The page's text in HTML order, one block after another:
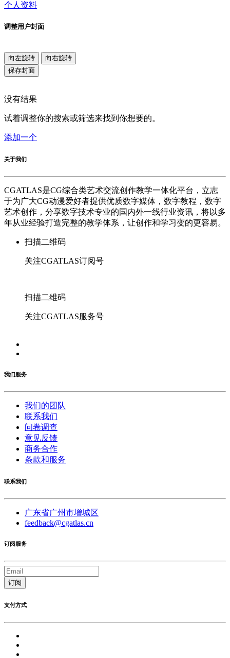
个人资料
调整用户封面
向左旋转
向右旋转
保存封面
没有结果
试着调整你的搜索或筛选来找到你想要的。
添加一个
关于我们
CGATLAS是CG综合类艺术交流创作教学一体化平台，立志
于为广大CG动漫爱好者提供优质数字媒体，数字教程，数字
艺术创作，分享数字技术专业的国内外一线行业资讯，将以多
年从业经验打造完整的教学体系，让创作和学习变的更容易。
扫描二维码
关注CGATLAS订阅号
扫描二维码
关注CGATLAS服务号
我们服务
我们的团队
联系我们
问卷调查
意见反馈
商务合作
条款和服务
联系我们
广东省广州市增城区
feedback@cgatlas.cn
订阅服务
订阅
支付方式